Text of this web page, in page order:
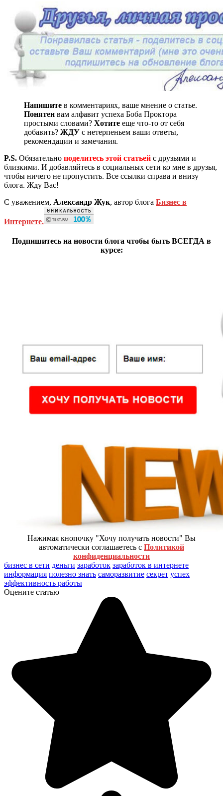
Напишите в комментариях, ваше мнение о статье.
Понятен вам алфавит успеха Боба Проктора
простыми словами? Хотите еще что-то от себя
добавить? ЖДУ с нетерпеньем ваши ответы,
рекомендации и замечания.
P.S. Обязательно поделитесь этой статьей с друзьями и
близкими. И добавляйтесь в социальных сети ко мне в друзья,
чтобы ничего не пропустить. Все ссылки справа и внизу
блога. Жду Вас!
С уважением, Александр Жук, автор блога Бизнес в
Интернете.
Подпишитесь на новости блога чтобы быть ВСЕГДА в
курсе:
Нажимая кнопочку "Хочу получать новости" Вы
автоматически соглашаетесь с Политикой
конфиденциальности
бизнес в сети деньги заработок заработок в интернете
информация полезно знать саморазвитие секрет успех
эффективность работы
Оцените статью